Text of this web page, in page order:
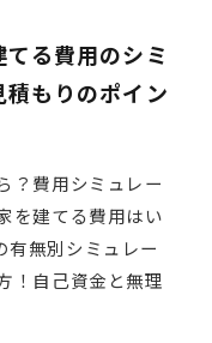
る費用のシミ
もりのポイン
？費用シミュレー
を建てる費用はい
有無別シミュレー
！自己資金と無理